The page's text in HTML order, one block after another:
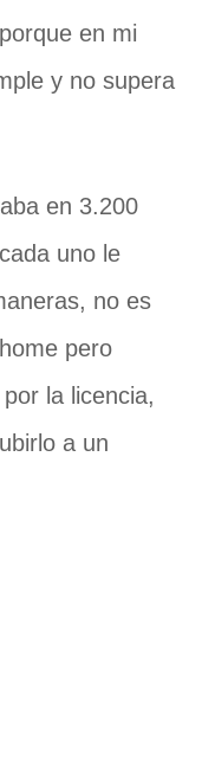
en mi
y no supera
en 3.200
uno le
no es
pero
la licencia,
a un